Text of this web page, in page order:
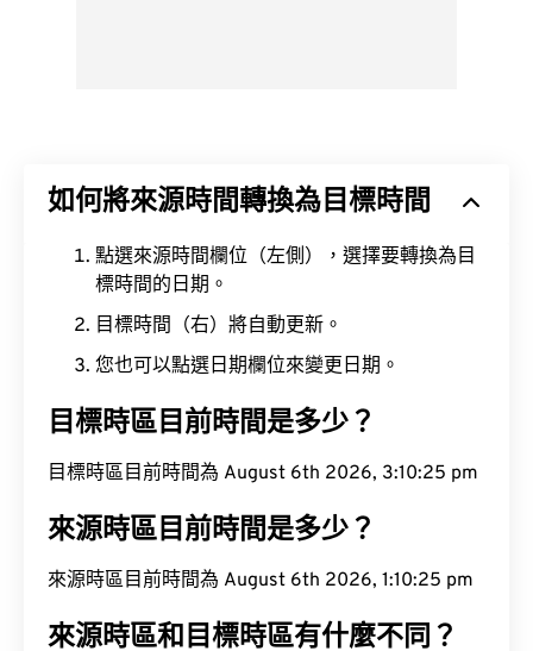
如何將來源時間轉換為目標時間
點選來源時間欄位（左側），選擇要轉換為目
標時間的日期。
目標時間（右）將自動更新。
您也可以點選日期欄位來變更日期。
目標時區目前時間是多少？
目標時區目前時間為 August 6th 2026, 3:10:26 pm
來源時區目前時間是多少？
來源時區目前時間為 August 6th 2026, 1:10:26 pm
來源時區和目標時區有什麼不同？